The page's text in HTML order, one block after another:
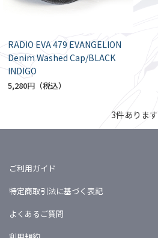
RADIO EVA 479 EVANGELION
Denim Washed Cap/BLACK
INDIGO
5,280円
3件あります
ご利用ガイド
特定商取引法に基づく表記
よくあるご質問